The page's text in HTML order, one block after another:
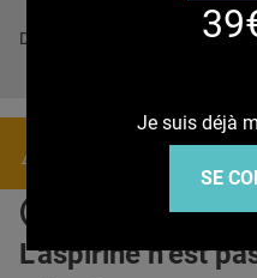
L'APP
QUI SOMMES-NOUS ?
PUBLICITÉ
Découvrez nos réseaux sociaux
Actualités
CANCER
L’aspirine n’est
Je suis déjà
SE